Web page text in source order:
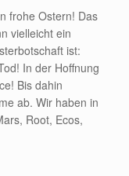
frohe Ostern! Das
vielleicht ein
ist:
In der Hoffnung
Bis dahin
ab. Wir haben in
Root, Ecos,